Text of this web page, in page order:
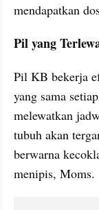
mendapatkan
Pil yang
Pil KB bekerja
yang sama
melewatkan
tubuh akan
berwarna
menipis, Moms.